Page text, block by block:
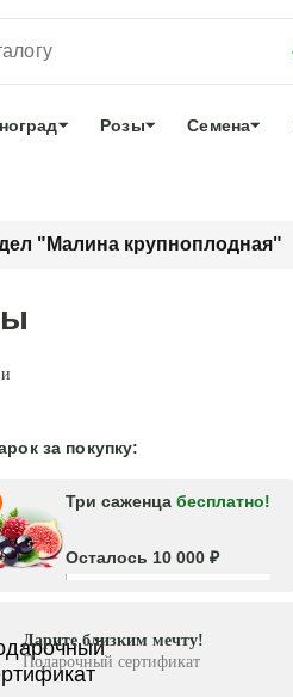
ЛУЧШЕЕ
Розы Семена
"Малина крупноплодная"
за покупку:
Три саженца бесплатно!
Осталось 10 000 ₽
Дарите близким мечту!
Подарочный сертификат